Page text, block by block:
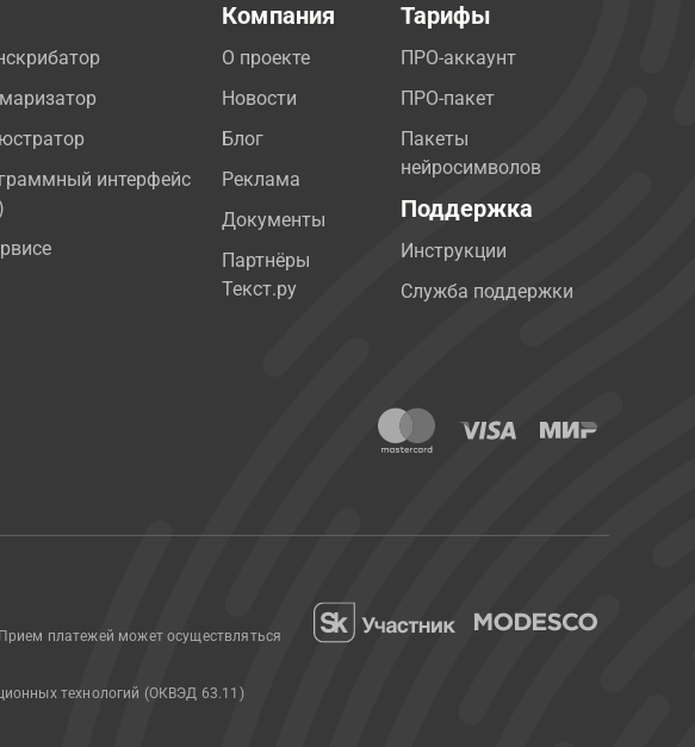
интерфейс
Компания
О проекте
Новости
Блог
Реклама
Документы
Партнёры
Текст.ру
Тарифы
ПРО-аккаунт
ПРО-пакет
Пакеты
нейросимволов
Поддержка
Инструкции
Служба поддержки
платежей может осуществляться
технологий (ОКВЭД 63.11)